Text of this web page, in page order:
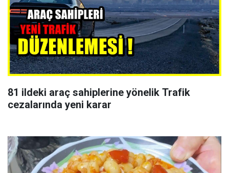
81 ildeki araç sahiplerine yönelik Trafik
cezalarında yeni karar